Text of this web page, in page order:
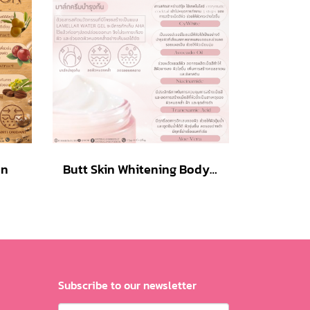
Butt Skin Whitening Body Cream
Subscribe to our newsletter